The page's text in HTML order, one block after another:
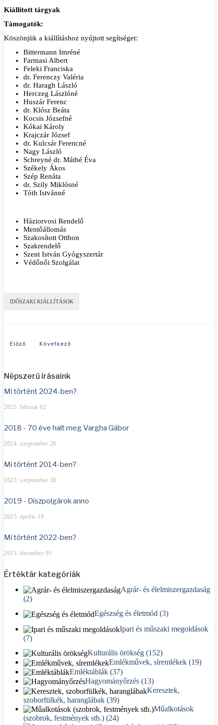
Kiállított tárgyak
Támogatók:
Köszönjük a kiállításhoz nyújtott segítséget:
Bittermann Imréné
Farmasi Albert
Feleki Franciska
dr. Ferenczy Valéria
dr. Haragh László
Herczeg Lászlóné
Huszár Ferenc
dr. Klósz Beáta
Kocsis Józsefné
Kókai Károly
Krajczár József
dr. Kulcsár Ferencné
Nagy László
Schreyné dr. Máthé Éva
Székely Ákos
Szép Renáta
dr. Szily Miklósné
Tóth Istvánné
Háziorvosi Rendelő
Mentőállomás
Szakosított Otthon
Szakrendelő
Szent István Gyógyszertár
Védőnői Szolgálat
IDŐSZAKI KIÁLLÍTÁSOK
Előző cikk: 2019 - Díszpolgárok anno
Előző Következő cikk: 2016 - Szentgotthárdi értékek egykor és
Következő
Népszerű írásaink
Mi történt 2024-ben?
2025. február 02
2018 - 70 éve halt meg Vargha Gábor
2024. szeptember 26
Mi történt 2014-ben?
2023. szeptember 26
2019 - Díszpolgárok anno
2025. április 10
Mi történt 2022-ben?
2023. december 05
Értéktár kategóriák
Agrár- és élelmiszergazdaság
(2)
Egészség és életmód (3)
Ipari és műszaki megoldások
(7)
Kulturális örökség (152)
Emlékművek, síremlékek (19)
Emléktáblák (37)
Hagyományőrzés (13)
Keresztek,
szoborfülkék, haranglábak (39)
Műalkotások
(szobrok, festmények stb.) (24)